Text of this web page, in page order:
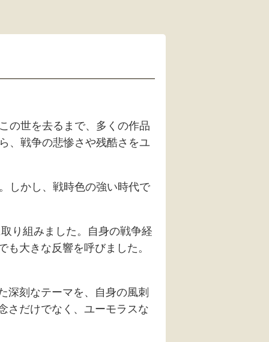
の世を去るまで、多くの作品
、戦争の悲惨さや残酷さをユ
しかし、戦時色の強い時代で
り組みました。自身の戦争経
大きな反響を呼びました。
深刻なテーマを、自身の風刺
さだけでなく、ユーモラスな